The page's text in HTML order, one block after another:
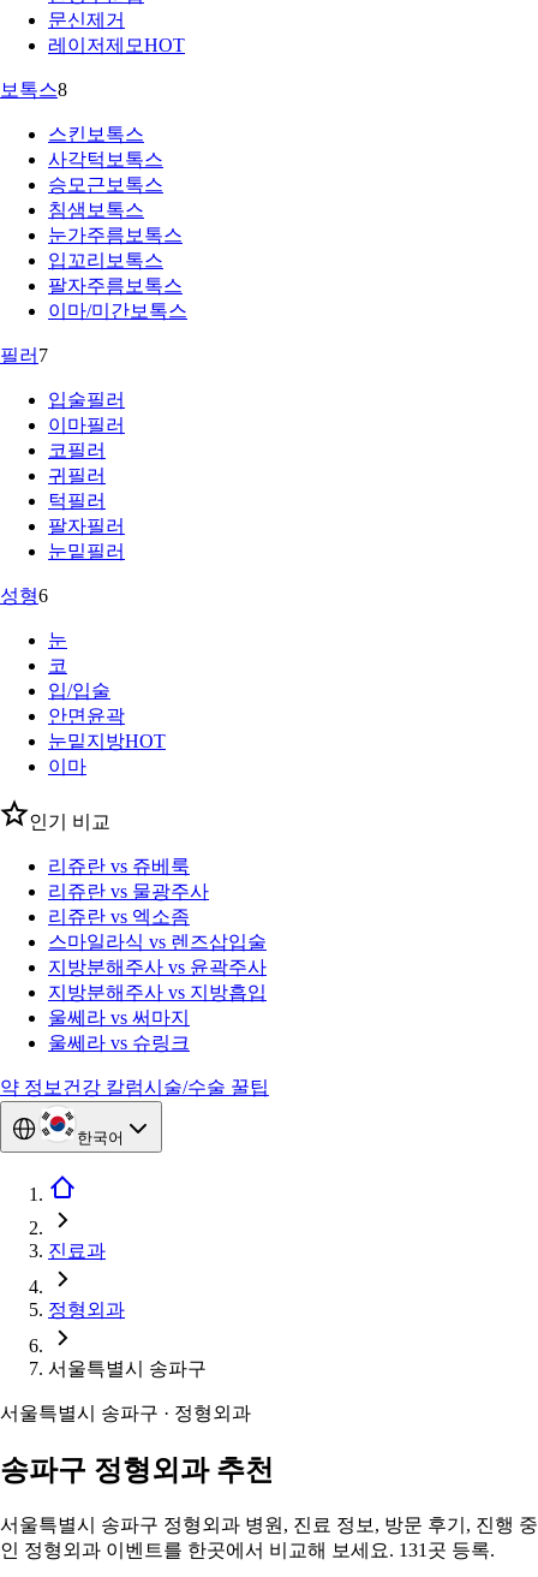
문신제거
레이저제모HOT
보톡스8
스킨보톡스
사각턱보톡스
승모근보톡스
침샘보톡스
눈가주름보톡스
입꼬리보톡스
팔자주름보톡스
이마/미간보톡스
필러 7
입술필러
이마필러
코필러
귀필러
턱필러
팔자필러
눈밑필러
성형6
눈
코
입/입술
안면윤곽
눈밑지방HOT
이마
인기 비교
리쥬란 vs 쥬베룩
리쥬란 vs 물광주사
리쥬란 vs 엑소좀
스마일라식 vs 렌즈삽입술
지방분해주사 vs 윤곽주사
지방분해주사 vs 지방흡입
울쎄라 vs 써마지
울쎄라 vs 슈링크
약 정보 건강 칼럼시술/수술 꿀팁
한국어
진료과
정형외과
서울특별시 송파구
서울특별시 송파구 · 정형외과
송파구 정형외과 추천
서울특별시 송파구 정형외과 병원, 진료 정보, 방문 후기, 진행 중
인 정형외과 이벤트를 한곳에서 비교해 보세요. 131곳 등록.